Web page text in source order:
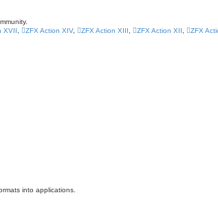
XVII ZFX Action XIV, ZFX Action XIII ZFX Action XII ZFX
into applications.